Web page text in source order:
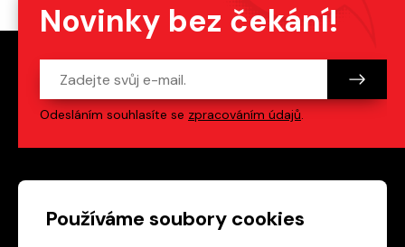
Používáme soubory cookies
Novinky bez čekání!
Odesláním souhlasíte se zpracováním údajů.
Patička webu Odkazy na sociální